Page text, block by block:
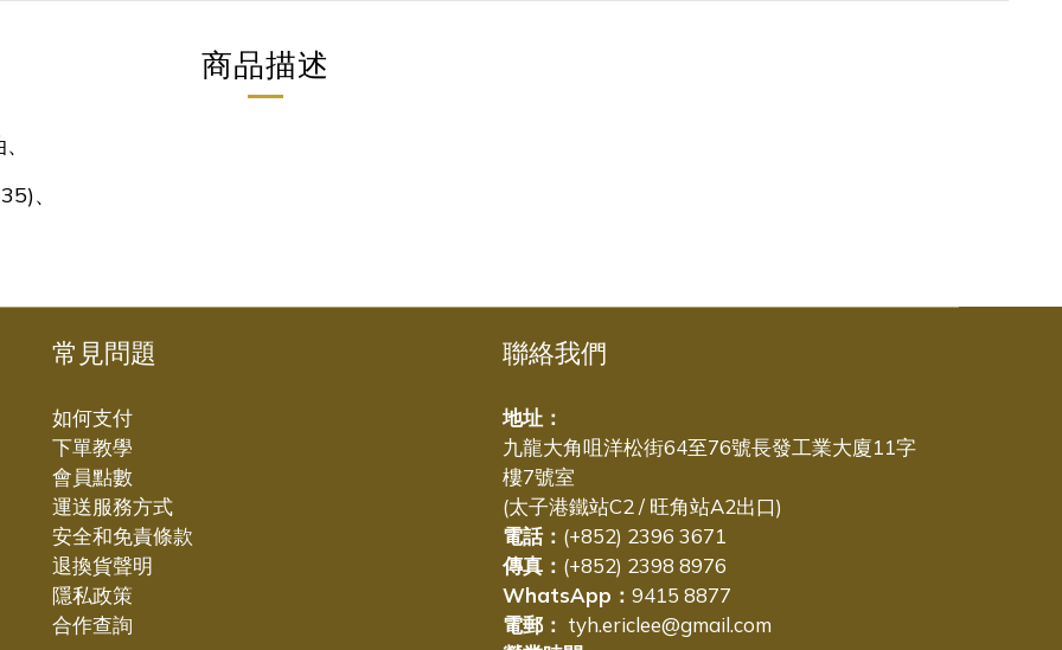
商品描述
、
常見問題
如何支付
下單教學
會員點數
運送服務方式
安全和免責條款
退換貨聲明
隱私政策
合作查詢
聯絡我們
地址：
九龍大角咀洋松街64至76號長發工業大廈11字
樓7號室
(太子港鐵站C2 / 旺角站A2出口)
電話： (+852) 2396 3671
傳真： (+852) 2398 8976
WhatsApp： 9415 8877
電郵： tyh.ericlee@gmail.com